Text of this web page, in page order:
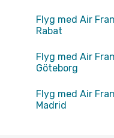
Flyg med Air
Rabat
Flyg med Air
Göteborg
Flyg med Air
Madrid